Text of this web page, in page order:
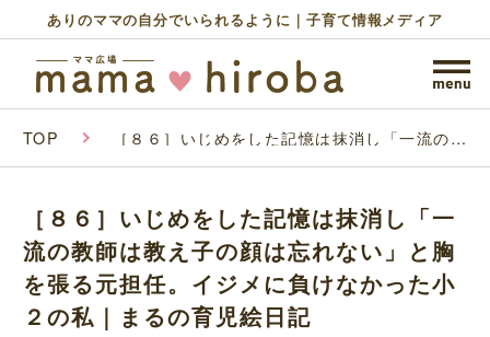
ありのママの自分でいられるように｜子育て情報メディア
TOP ［８６］いじめをした記憶は抹消し「一流の教
任。イジメに負けなかった小２の私｜まるの育
［８６］いじめをした記憶は抹消し「一
流の教師は教え子の顔は忘れない」と胸
を張る元担任。イジメに負けなかった小
２の私｜まるの育児絵日記